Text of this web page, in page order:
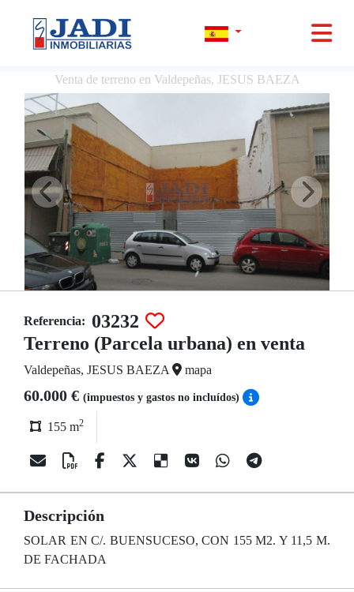
Venta de terreno en Valdepeñas, JESUS BAEZA
Referencia: 03232
Terreno (Parcela urbana) en venta
Valdepeñas, JESUS BAEZA mapa
60.000 € (impuestos y gastos no incluídos)
155 m2
Descripción
SOLAR EN C/. BUENSUCESO, CON 155 M2. Y 11,5 M.
DE FACHADA